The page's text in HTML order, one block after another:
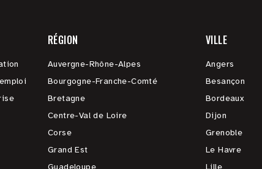
RÉGION
Auvergne-Rhône-Alpes
Bourgogne-Franche-Comté
Bretagne
Centre-Val de Loire
Corse
Grand Est
Guadeloupe
VILLE
Angers
Besançon
Bordeaux
Dijon
Grenoble
Le Havre
Lille